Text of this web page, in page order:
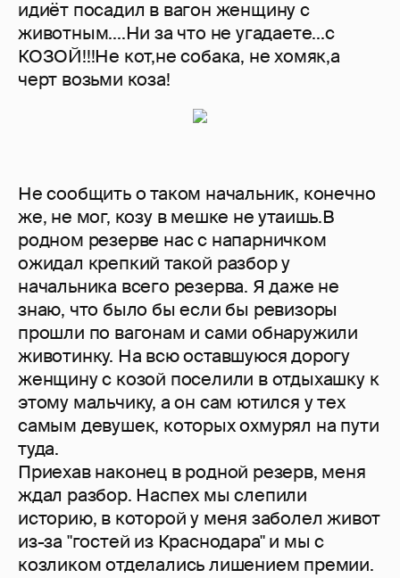
идиёт посадил в вагон женщину с
животным....Ни за что не угадаете...с
КОЗОЙ!!!Не кот,не собака, не хомяк,а
черт возьми коза!
Не сообщить о таком начальник, конечно
же, не мог, козу в мешке не утаишь.В
родном резерве нас с напарничком
ожидал крепкий такой разбор у
начальника всего резерва. Я даже не
знаю, что было бы если бы ревизоры
прошли по вагонам и сами обнаружили
животинку. На всю оставшуюся дорогу
женщину с козой поселили в отдыхашку к
этому мальчику, а он сам ютился у тех
самым девушек, которых охмурял на пути
туда.
Приехав наконец в родной резерв, меня
ждал разбор. Наспех мы слепили
историю, в которой у меня заболел живот
из-за "гостей из Краснодара" и мы с
козликом отделались лишением премии.